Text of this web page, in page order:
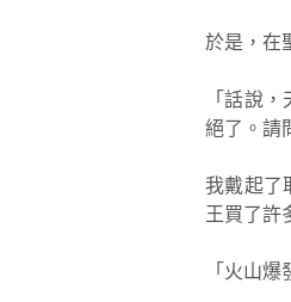
於是，在
「話說
絕了。請
我戴起了
王買了許
「火山